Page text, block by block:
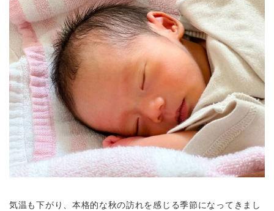
気温も下がり、本格的な秋の訪れを感じる季節になってきまし